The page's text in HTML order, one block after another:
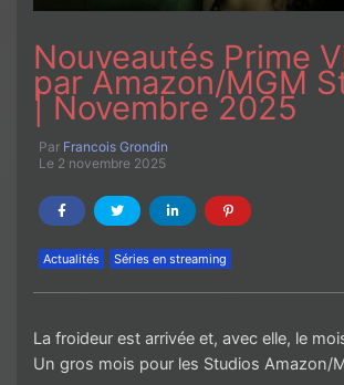
Nouveautés Prime
par Amazon/MGM
| Novembre 2025
Par Francois Grondin
Le 2 novembre 2025
Actualités Séries en streaming
La froideur est arrivée et, avec elle, le
Un gros mois pour les Studios Amazon/